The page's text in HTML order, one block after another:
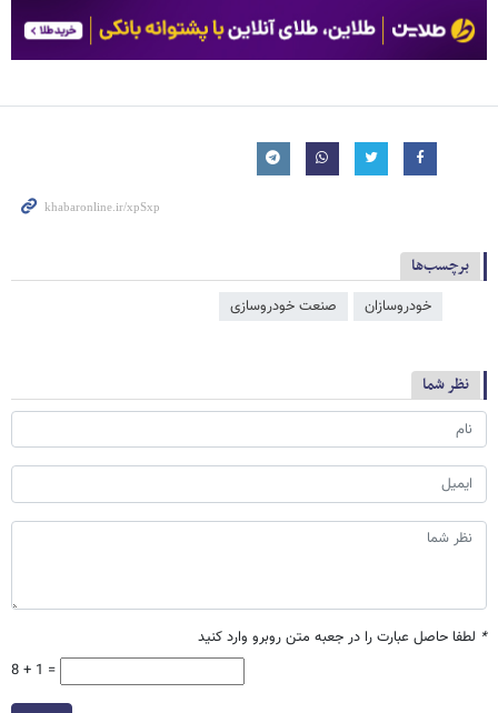
برچسب‌ها
خودروسازان صنعت خودروسازی
نظر شما
* لطفا حاصل عبارت را در جعبه متن روبرو وارد کنید
8 + 1 =